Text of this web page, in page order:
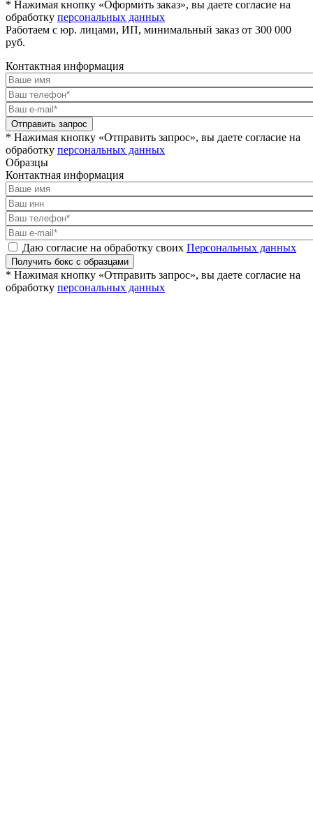
* Нажимая кнопку «Оформить заказ», вы даете согласие на
обработку персональных данных
Работаем с юр. лицами, ИП, минимальный заказ от 300 000
руб.
Контактная информация
Отправить запрос
* Нажимая кнопку «Отправить запрос», вы даете согласие на
обработку персональных данных
Образцы
Контактная информация
Даю согласие на обработку своих Персональных данных
Получить бокс с образцами
* Нажимая кнопку «Отправить запрос», вы даете согласие на
обработку персональных данных